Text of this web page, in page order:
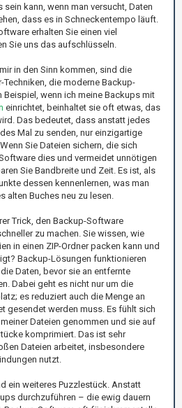
kann, wenn man versucht, Daten
dass es in Schneckentempo läuft.
erhalten Sie einen viel
Sie uns das aufschlüsseln.
in den Sinn kommen, sind die
die moderne Backup-
Beispiel, wenn ich meine Backups mit
einrichtet, beinhaltet sie oft etwas, das
Das bedeutet, dass anstatt jedes
Mal zu senden, nur einzigartige
Sie Dateien sichern, die sich
dies und vermeidet unnötigen
Sie Bandbreite und Zeit. Es ist, als
dessen kennenlernen, was man
alten Buches neu zu lesen.
Trick, den Backup-Software
zu machen. Sie wissen, wie
in einen ZIP-Ordner packen kann und
Backup-Lösungen funktionieren
Daten, bevor sie an entfernte
Dabei geht es nicht nur um die
es reduziert auch die Menge an
gesendet werden muss. Es fühlt sich
Dateien genommen und sie auf
komprimiert. Das ist sehr
Dateien arbeitet, insbesondere
nutzt.
ein weiteres Puzzlestück. Anstatt
durchzuführen – die ewig dauern